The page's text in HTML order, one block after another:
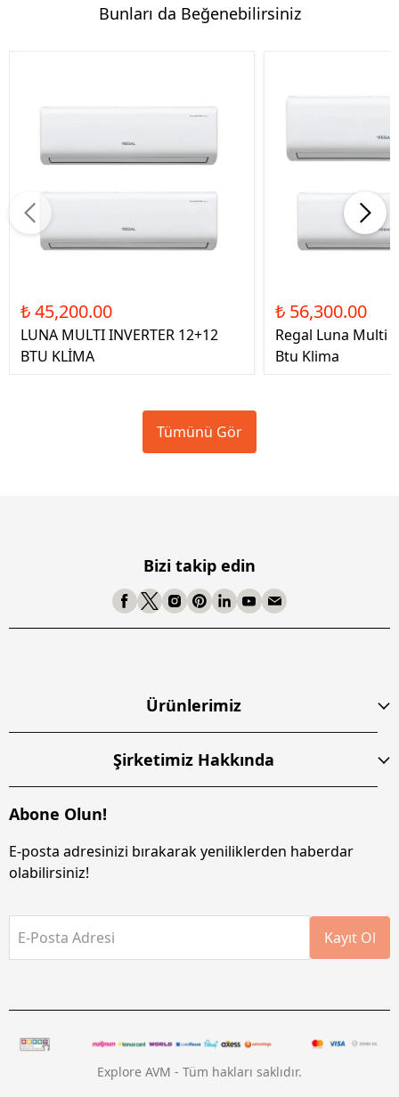
Bunları da Beğenebilirsiniz
₺ 45,200.00
LUNA MULTI INVERTER 12+12
BTU KLİMA
₺ 56,300.00
Regal Luna Multi
Btu Klima
Tümünü Gör
Bizi takip edin
Ürünlerimiz
Şirketimiz Hakkında
Abone Olun!
E-posta adresinizi bırakarak yeniliklerden haberdar
olabilirsiniz!
E-Posta Adresi Kayıt Ol
Explore AVM - Tüm hakları saklıdır.